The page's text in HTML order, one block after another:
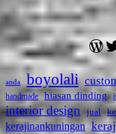
anda boyolali
handmade hiasan dinding
interior design jual
kerajinankuningan